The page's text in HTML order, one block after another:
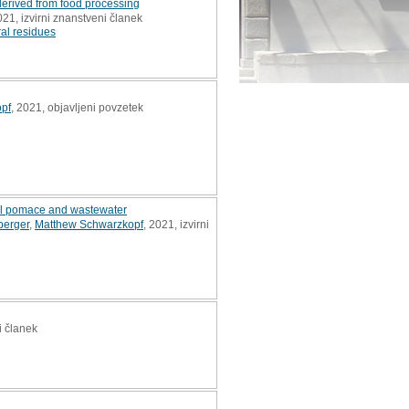
from food processing
izvirni znanstveni članek
residues
, 2021, objavljeni povzetek
pomace and wastewater
, Matthew Schwarzkopf, 2021, izvirni
članek